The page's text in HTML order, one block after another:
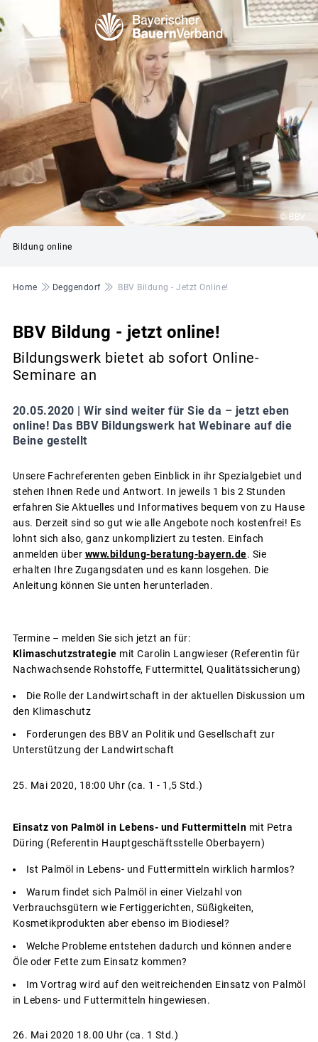
© BBV
Bildung online
Pfadnavigation
Home Deggendorf BBV Bildung - Jetzt Online!
BBV Bildung - jetzt online!
Bildungswerk bietet ab sofort Online-
Seminare an
20.05.2020 | Wir sind weiter für Sie da – jetzt eben
online! Das BBV Bildungswerk hat Webinare auf die
Beine gestellt
Unsere Fachreferenten geben Einblick in ihr Spezialgebiet und
stehen Ihnen Rede und Antwort. In jeweils 1 bis 2 Stunden
erfahren Sie Aktuelles und Informatives bequem von zu Hause
aus. Derzeit sind so gut wie alle Angebote noch kostenfrei! Es
lohnt sich also, ganz unkompliziert zu testen. Einfach
anmelden über www.bildung-beratung-bayern.de. Sie
erhalten Ihre Zugangsdaten und es kann losgehen. Die
Anleitung können Sie unten herunterladen.
Termine – melden Sie sich jetzt an für:
Klimaschutzstrategie mit Carolin Langwieser (Referentin für
Nachwachsende Rohstoffe, Futtermittel, Qualitätssicherung)
Die Rolle der Landwirtschaft in der aktuellen Diskussion um
den Klimaschutz
Forderungen des BBV an Politik und Gesellschaft zur
Unterstützung der Landwirtschaft
25. Mai 2020, 18:00 Uhr (ca. 1 - 1,5 Std.)
Einsatz von Palmöl in Lebens- und Futtermitteln mit Petra
Düring (Referentin Hauptgeschäftsstelle Oberbayern)
Ist Palmöl in Lebens- und Futtermitteln wirklich harmlos?
Warum findet sich Palmöl in einer Vielzahl von
Verbrauchsgütern wie Fertiggerichten, Süßigkeiten,
Kosmetikprodukten aber ebenso im Biodiesel?
Welche Probleme entstehen dadurch und können andere
Öle oder Fette zum Einsatz kommen?
Im Vortrag wird auf den weitreichenden Einsatz von Palmöl
in Lebens- und Futtermitteln hingewiesen.
26. Mai 2020 18.00 Uhr (ca. 1 Std.)